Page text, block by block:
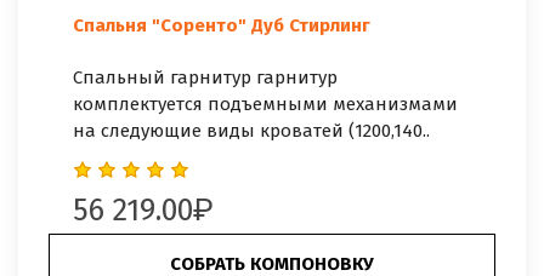
Спальня "Соренто" Дуб Стирлинг
Спальный гарнитур гарнитур
комплектуется подъемными механизмами
на следующие виды кроватей (1200,140..
56 219.00
СОБРАТЬ КОМПОНОВКУ